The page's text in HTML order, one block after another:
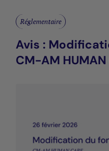
Réglementaire
Avis :
CM-AM HUMAN